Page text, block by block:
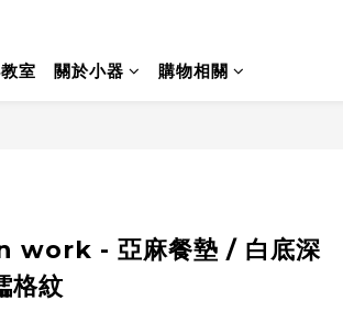
室 關於小器 購物相關
- 亞麻餐墊 / 白底深
格紋